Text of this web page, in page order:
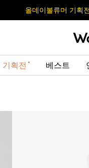
사
올데이볼류머 기획전
사
올데이볼류머 기획전
획전 베스트